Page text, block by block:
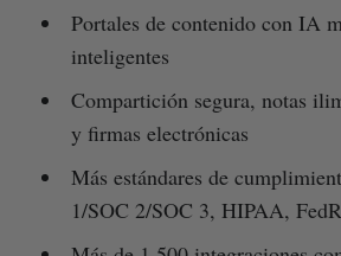
Portales de contenido con IA
inteligentes
Compartición segura, notas
y firmas electrónicas
Más estándares de
1/SOC 2/SOC 3, HIPAA,